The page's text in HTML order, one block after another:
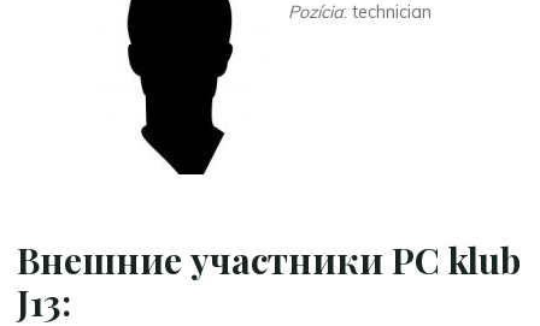
Pozícia: technician
Внешние участники PC klub
J13: